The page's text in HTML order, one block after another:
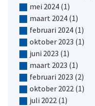
mei 2024(1)
maart 2024(1)
februari 2024(1)
oktober 2023 (1)
juni 2023 (1)
maart 2023 (1)
februari 2023 (2)
oktober 2022 (1)
juli 2022 (1)